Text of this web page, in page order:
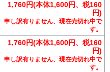
1,760円(本体1,600円、税160
円)
申し訳有りません、現在売切れ中で
す。
1,760円(本体1,600円、税160
円)
申し訳有りません、現在売切れ中で
す。